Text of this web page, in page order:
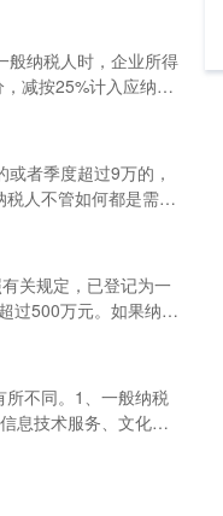
般纳税人时，企业所得
减按25%计入应纳税
算的中华人民共和国
股份制企业；(6)有
缴纳所得税计算公式
交所得税=利润总额X
业所得税；(3)国家
所得税是核定征收方
式应交所得税=利润总
者季度超过9万的，
人不管如何都是需要
销售额180万以上的
万以下的,属于小规
纳税人的标准为：
售的纳税人，年应征
应税销售额在80万
售额占年应税销售额
关规定，已登记为一
过500万元。如果纳税
务主管部门制定。小
条例有关规定计算应
不同。1、一般纳税
息技术服务、文化创